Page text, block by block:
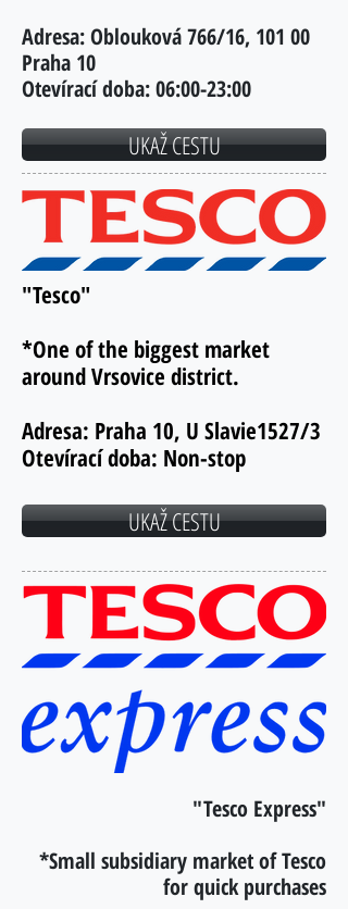
Adresa:Oblouková 766/16, 101 00
Praha 10
Otevírací doba:06:00-23:00
UKAŽ CESTU
"Tesco"
*One of the biggest market
around Vrsovice district.
Adresa: Praha 10, U Slavie1527/3
Otevírací doba: Non-stop
UKAŽ CESTU
"Tesco Express"
*Small subsidiary market of Tesco
for quick purchases